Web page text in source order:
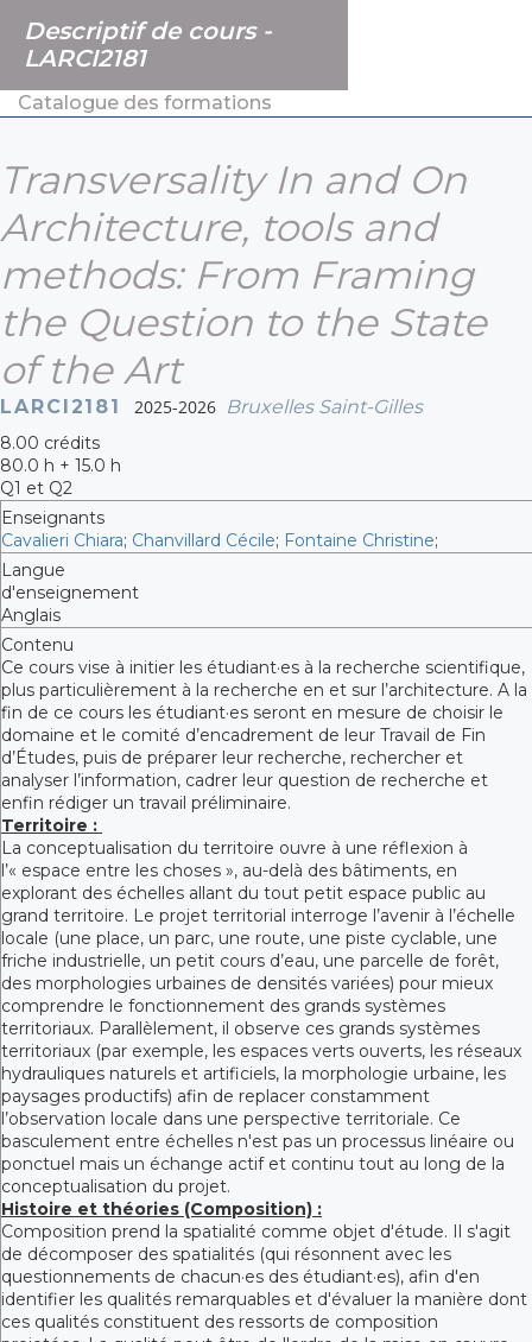
Descriptif de cours -
LARCI2181
Catalogue des formations
Transversality In and On
Architecture, tools and
methods: From Framing
the Question to the State
of the Art
LARCI2181 2025-2026 Bruxelles Saint-Gilles
8.00 crédits
80.0 h + 15.0 h
Q1 et Q2
Enseignants
Cavalieri Chiara; Chanvillard Cécile; Fontaine Christine;
Langue
d'enseignement
Anglais
Contenu
Ce cours vise à initier les étudiant·es à la recherche scientifique,
plus particulièrement à la recherche en et sur l’architecture. A la
fin de ce cours les étudiant·es seront en mesure de choisir le
domaine et le comité d’encadrement de leur Travail de Fin
d’Études, puis de préparer leur recherche, rechercher et
analyser l’information, cadrer leur question de recherche et
enfin rédiger un travail préliminaire.
Territoire :
La conceptualisation du territoire ouvre à une réflexion à
l’« espace entre les choses », au-delà des bâtiments, en
explorant des échelles allant du tout petit espace public au
grand territoire. Le projet territorial interroge l’avenir à l’échelle
locale (une place, un parc, une route, une piste cyclable, une
friche industrielle, un petit cours d’eau, une parcelle de forêt,
des morphologies urbaines de densités variées) pour mieux
comprendre le fonctionnement des grands systèmes
territoriaux. Parallèlement, il observe ces grands systèmes
territoriaux (par exemple, les espaces verts ouverts, les réseaux
hydrauliques naturels et artificiels, la morphologie urbaine, les
paysages productifs) afin de replacer constamment
l’observation locale dans une perspective territoriale. Ce
basculement entre échelles n'est pas un processus linéaire ou
ponctuel mais un échange actif et continu tout au long de la
conceptualisation du projet.
Histoire et théories (Composition) :
Composition prend la spatialité comme objet d'étude. Il s'agit
de décomposer des spatialités (qui résonnent avec les
questionnements de chacun·es des étudiant·es), afin d'en
identifier les qualités remarquables et d'évaluer la manière dont
ces qualités constituent des ressorts de composition